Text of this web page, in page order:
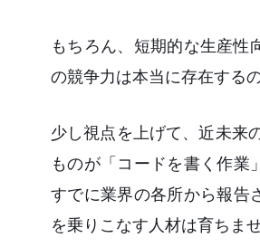
もちろん、短期的な生産性
の競争力は本当に存在する
少し視点を上げて、近未来
ものが「コードを書く作業
すでに業界の各所から報告
を乗りこなす人材は育ちませ